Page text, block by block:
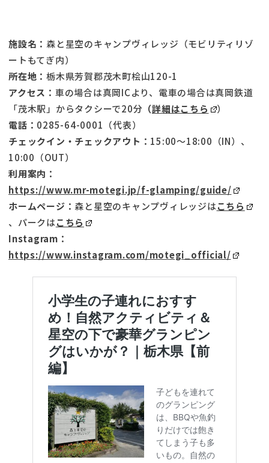
施設名： 森と星空のキャンプヴィレッジ（モビリティリゾ
ートもてぎ内）
所在地： 栃木県芳賀郡茂木町桧山120-1
アクセス： 車の場合は真岡ICより、電車の場合は真岡鉄道
「茂木駅」からタクシーで20分 （詳細はこちら
）
電話： 0285-64-0001（代表）
チェックイン・チェックアウト： 15:00～18:00（IN）、
10:00（OUT）
利用案内：
https://www.mr-motegi.jp/f-glamping/guide/
ホームページ： 森と星空のキャンプヴィレッジはこちら
、パークはこちら
Instagram：
https://www.instagram.com/motegi_official/